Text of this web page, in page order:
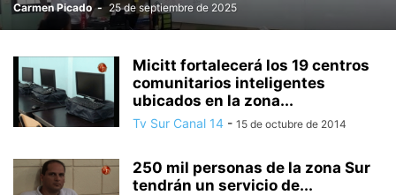
Carmen Picado - 25 de septiembre de 2025
Micitt fortalecerá los 19 centros
comunitarios inteligentes
ubicados en la zona...
Tv Sur Canal 14 - 15 de octubre de 2014
250 mil personas de la zona Sur
tendrán un servicio de...